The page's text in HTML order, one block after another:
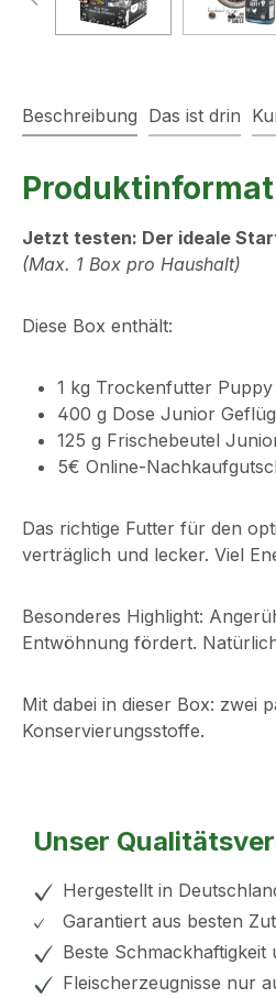
Beschreibung Das ist drin
Jetzt testen: Der ideale
(Max. 1 Box pro Haushalt)
Diese Box enthält:
1 kg Trockenfutter
400 g Dose Junior
125 g Frischebeutel
5€ Online-
Das richtige Futter für den
verträglich und lecker. Viel
Besonderes Highlight:
Entwöhnung fördert.
Mit dabei in dieser Box: zwei
Konservierungsstoffe.
Unser
Hergestellt in
Garantiert aus besten
Beste Schmackhaftigkeit
Fleischerzeugnisse nur